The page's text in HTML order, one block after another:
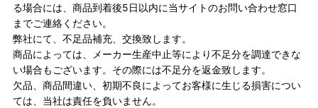
る場合には、商品到着後5日以内に当サイトのお問い合わせ窓口
までご連絡ください。
弊社にて、不足品補充、交換致します。
商品によっては、メーカー生産中止等により不足分を調達できな
い場合もございます。その際には不足分を返金致します。
欠品、商品間違い、初期不良によってお客様に生じる損害につい
ては、当社は責任を負いません。